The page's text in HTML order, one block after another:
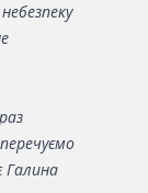
Галина